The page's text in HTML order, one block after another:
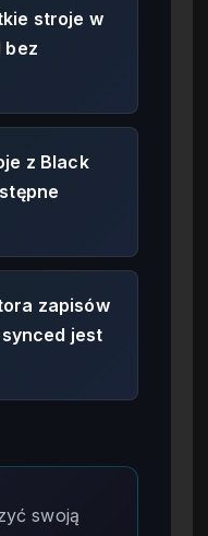
stroje w
bez
z Black
zapisów
jest
swoją